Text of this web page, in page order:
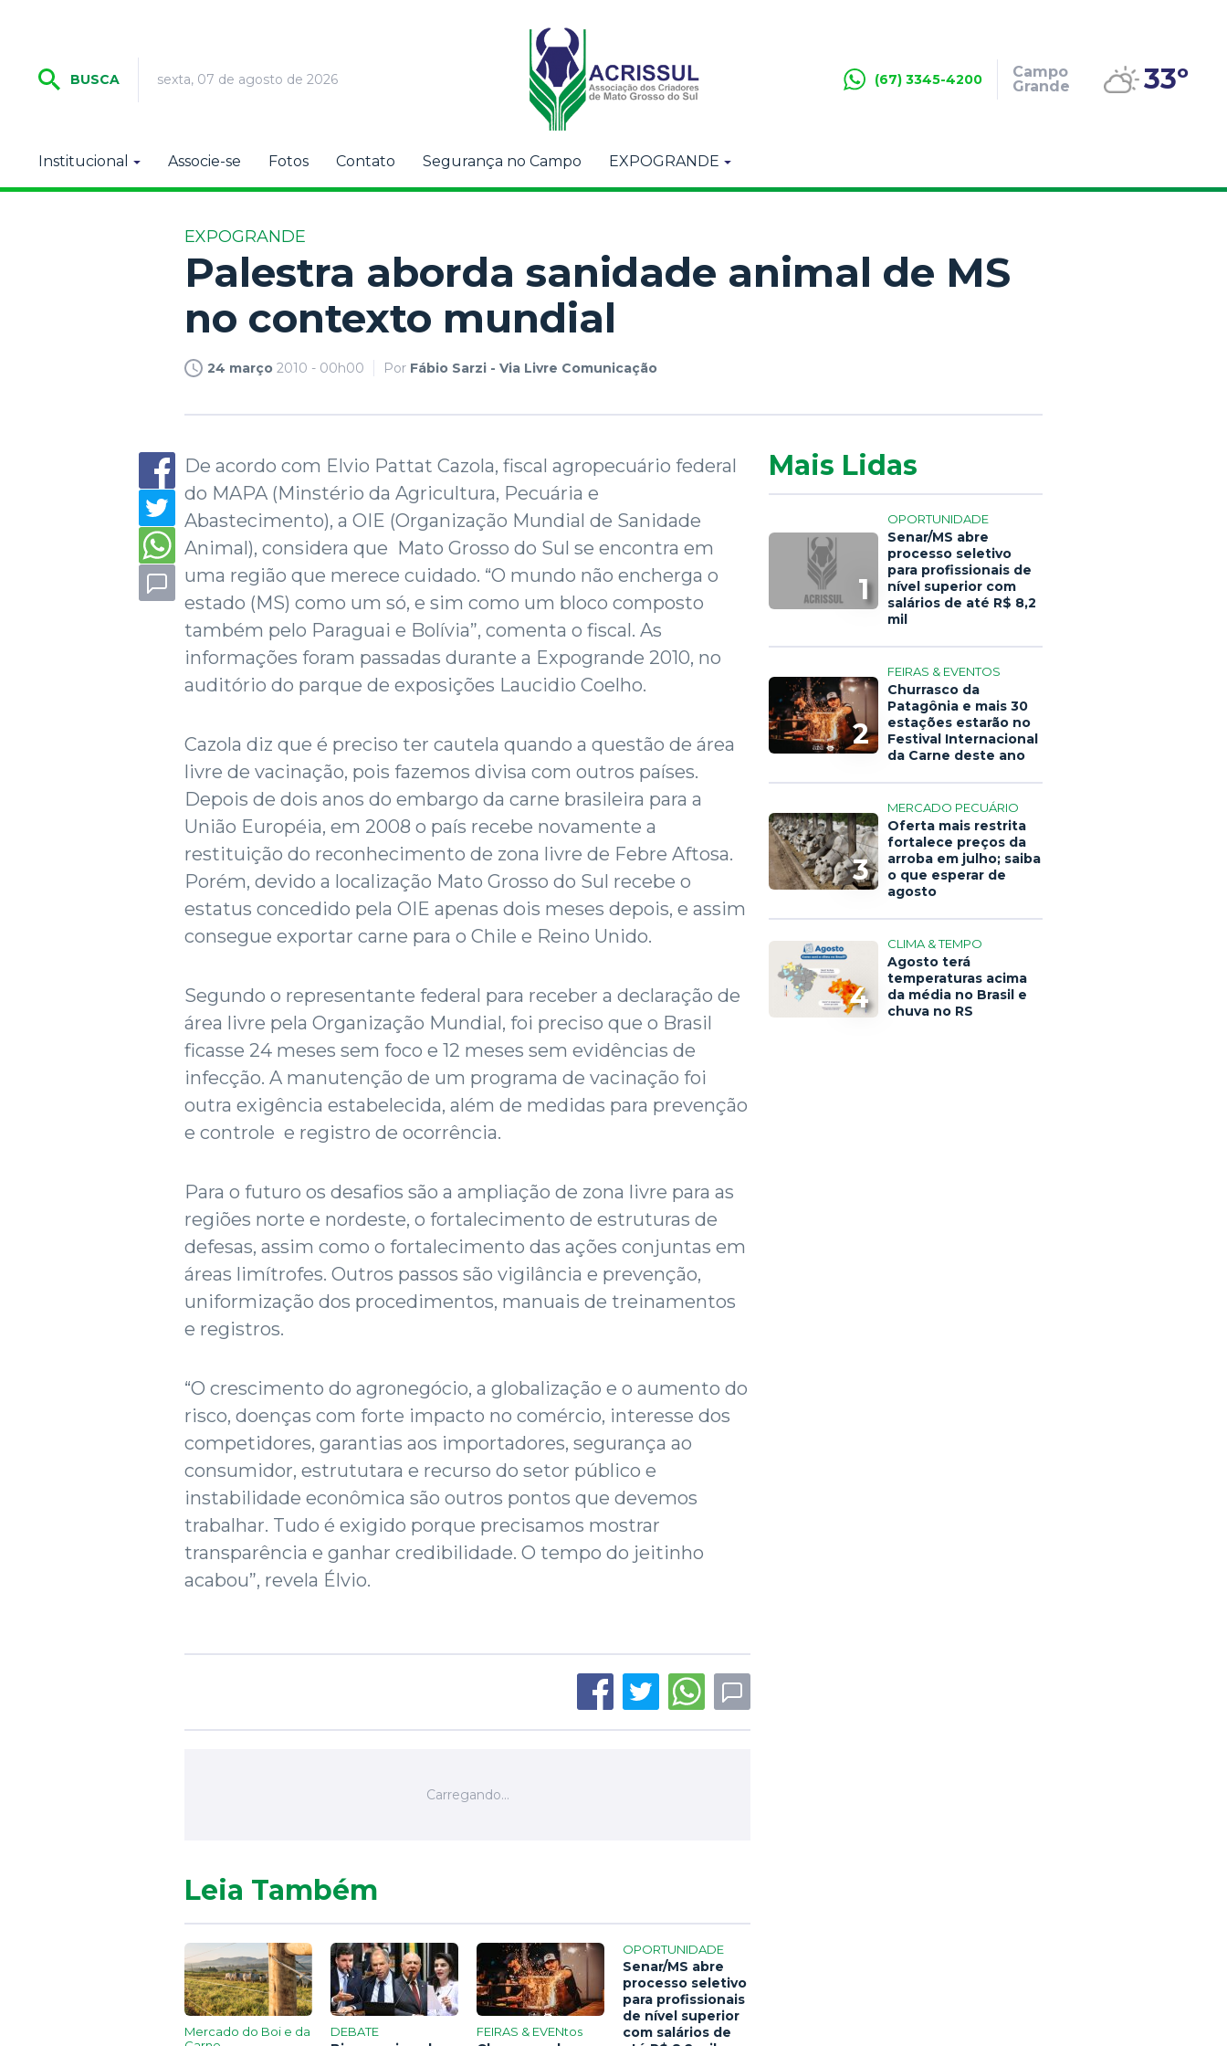
BUSCA sexta, 07 de agosto de 2026 (67) 3345-4200
Campo
Grande
33º
Institucional Associe-se Fotos Contato Segurança no Campo EXPOGRANDE
EXPOGRANDE
Palestra aborda sanidade animal de MS
no contexto mundial
24 março 2010 - 00h00 Por Fábio Sarzi - Via Livre Comunicação
De acordo com Elvio Pattat Cazola, fiscal agropecuário federal
do MAPA (Minstério da Agricultura, Pecuária e
Abastecimento), a OIE (Organização Mundial de Sanidade
Animal), considera que Mato Grosso do Sul se encontra em
uma região que merece cuidado. “O mundo não encherga o
estado (MS) como um só, e sim como um bloco composto
também pelo Paraguai e Bolívia”, comenta o fiscal. As
informações foram passadas durante a Expogrande 2010, no
auditório do parque de exposições Laucidio Coelho.
Cazola diz que é preciso ter cautela quando a questão de área
livre de vacinação, pois fazemos divisa com outros países.
Depois de dois anos do embargo da carne brasileira para a
União Européia, em 2008 o país recebe novamente a
restituição do reconhecimento de zona livre de Febre Aftosa.
Porém, devido a localização Mato Grosso do Sul recebe o
estatus concedido pela OIE apenas dois meses depois, e assim
consegue exportar carne para o Chile e Reino Unido.
Segundo o representante federal para receber a declaração de
área livre pela Organização Mundial, foi preciso que o Brasil
ficasse 24 meses sem foco e 12 meses sem evidências de
infecção. A manutenção de um programa de vacinação foi
outra exigência estabelecida, além de medidas para prevenção
e controle e registro de ocorrência.
Para o futuro os desafios são a ampliação de zona livre para as
regiões norte e nordeste, o fortalecimento de estruturas de
defesas, assim como o fortalecimento das ações conjuntas em
áreas limítrofes. Outros passos são vigilância e prevenção,
uniformização dos procedimentos, manuais de treinamentos
e registros.
“O crescimento do agronegócio, a globalização e o aumento do
risco, doenças com forte impacto no comércio, interesse dos
competidores, garantias aos importadores, segurança ao
consumidor, estrututara e recurso do setor público e
instabilidade econômica são outros pontos que devemos
trabalhar. Tudo é exigido porque precisamos mostrar
transparência e ganhar credibilidade. O tempo do jeitinho
acabou”, revela Élvio.
Mais Lidas
1
OPORTUNIDADE
Senar/MS abre
processo seletivo
para profissionais de
nível superior com
salários de até R$ 8,2
mil
2
FEIRAS & EVENTOS
Churrasco da
Patagônia e mais 30
estações estarão no
Festival Internacional
da Carne deste ano
3
MERCADO PECUÁRIO
Oferta mais restrita
fortalece preços da
arroba em julho; saiba
o que esperar de
agosto
4
CLIMA & TEMPO
Agosto terá
temperaturas acima
da média no Brasil e
chuva no RS
Leia Também
Mercado do Boi e da
DEBATE FEIRAS & EVENtos
OPORTUNIDADE
Senar/MS abre
processo seletivo
para profissionais
de nível superior
com salários de